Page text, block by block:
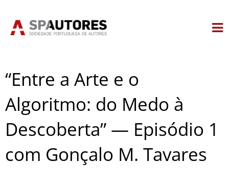
“Entre a Arte e o
Algoritmo: do Medo à
Descoberta” — Episódio 1
com Gonçalo M. Tavares